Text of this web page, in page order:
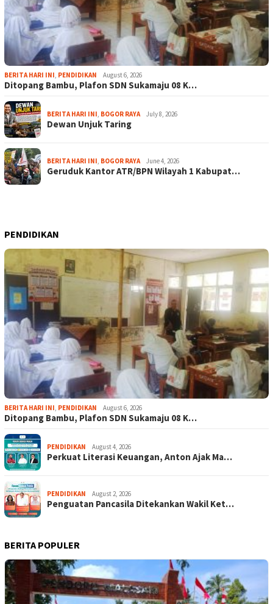
BERITA HARI INI, PENDIDIKAN August 6, 2026
Ditopang Bambu, Plafon SDN Sukamaju 08 K…
BERITA HARI INI, BOGOR RAYA July 8, 2026
Dewan Unjuk Taring
BERITA HARI INI, BOGOR RAYA June 4, 2026
Geruduk Kantor ATR/BPN Wilayah 1 Kabupat…
PENDIDIKAN
BERITA HARI INI, PENDIDIKAN August 6, 2026
Ditopang Bambu, Plafon SDN Sukamaju 08 K…
PENDIDIKAN August 4, 2026
Perkuat Literasi Keuangan, Anton Ajak Ma…
PENDIDIKAN August 2, 2026
Penguatan Pancasila Ditekankan Wakil Ket…
BERITA POPULER